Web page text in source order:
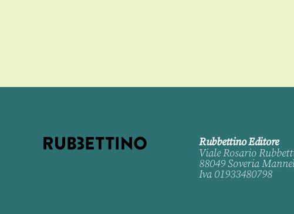
Rubbettino Editore
Viale Rosario
88049 Soveria
Iva 01933480798